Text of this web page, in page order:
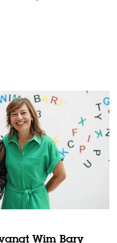
Wim Bary